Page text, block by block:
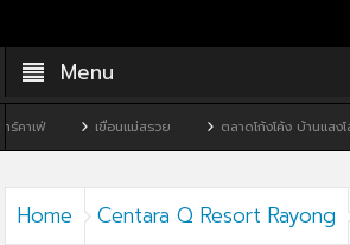
Menu
าเฟ่ เขื่อนแม่สรวย ตลาดโก้งโค้ง บ้านแสงโสม
Home Centara Q Resort Rayong